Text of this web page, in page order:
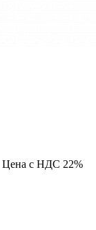
Цена с НДС 22%